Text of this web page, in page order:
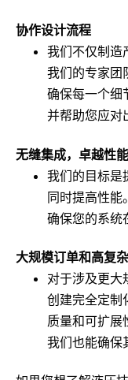
协作设计流程
我们不仅制造
我们的专家团
确保每一个细
并帮助您应对
无缝集成，卓越性能
我们的目标是
同时提高性能
确保您的系统
大规模订单和高复
对于涉及更大
创建完全定制
质量和可扩展
我们也能确保